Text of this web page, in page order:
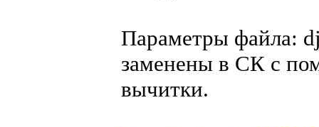
Параметры файла:
заменены в СК с
вычитки.